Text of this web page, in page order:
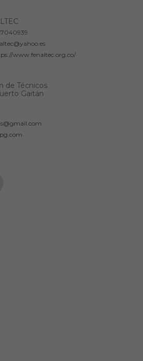
www.fenaltec.org.co/
de Técnicos
Gaitán